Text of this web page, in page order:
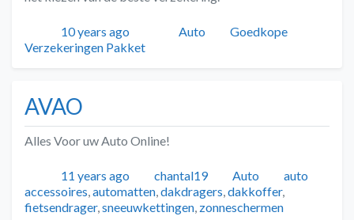
Geplaatst
10 years ago AuteurCategorieën
Auto Tags
Goedkope
Verzekeringen Pakket
AVAO
Alles Voor uw Auto Online!
Geplaatst
11 years ago Auteur
chantal19 Categorieën
Auto Tags
auto
accessoires automatten dakdragers dakkoffer,
fietsendrager, sneeuwkettingen zonneschermen